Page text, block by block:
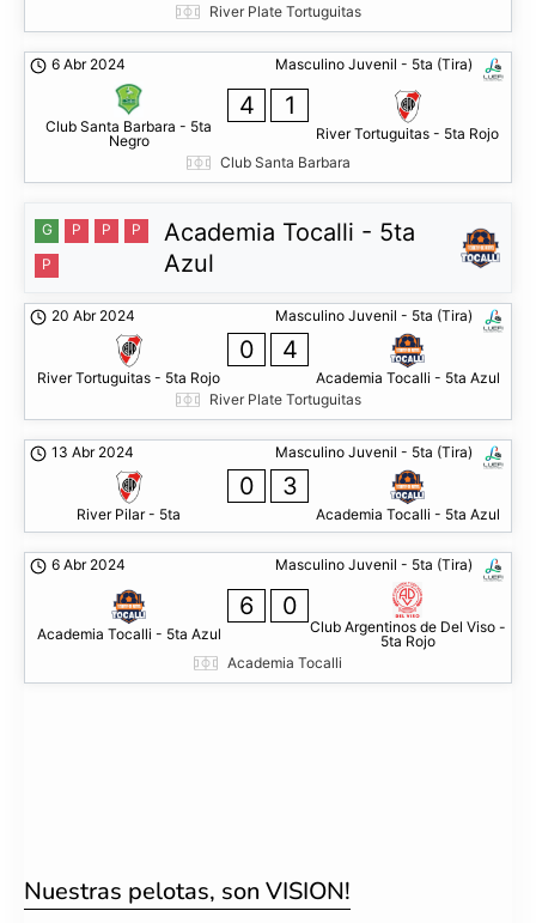
River Plate Tortuguitas
Masculino Juvenil - 5ta (Tira)
6 Abr 2024
Club Santa Barbara - 5ta
Negro
4 1
River Tortuguitas - 5ta Rojo
Club Santa Barbara
Academia Tocalli - 5ta
Azul
G P P
P
P
Masculino Juvenil - 5ta (Tira)
20 Abr 2024
River Tortuguitas - 5ta Rojo
0 4
Academia Tocalli - 5ta Azul
River Plate Tortuguitas
Masculino Juvenil - 5ta (Tira)
13 Abr 2024
River Pilar - 5ta
0 3
Academia Tocalli - 5ta Azul
Masculino Juvenil - 5ta (Tira)
6 Abr 2024
Academia Tocalli - 5ta Azul
6 0
Club Argentinos de Del Viso -
5ta Rojo
Academia Tocalli
Nuestras pelotas, son VISION!